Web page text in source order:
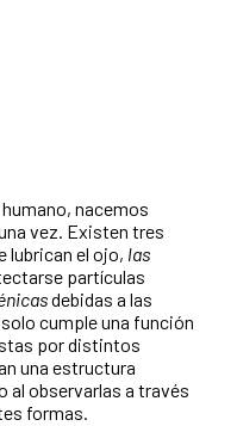
nacemos
vez. Existen tres
lubrican el ojo, las
partículas
debidas a las
cumple una función
por distintos
una estructura
al observarlas a través
formas.